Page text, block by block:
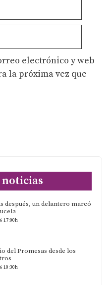
electrónico y web
la próxima vez que
después, un delantero marcó
17:00h
del Promesas desde los
10:30h